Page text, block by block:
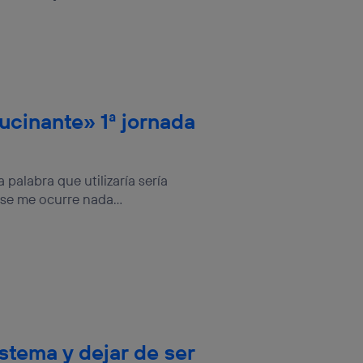
1ª jornada
palabra que utilizaría sería
me ocurre nada...
y dejar de ser
parte